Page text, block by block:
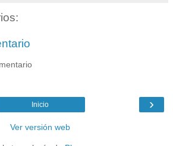
›
Inicio
Ver versión web